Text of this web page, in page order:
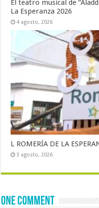
El teatro musical de
La Esperanza 2026
4 agosto, 2026
L ROMERÍA DE LA
3 agosto, 2026
One comment